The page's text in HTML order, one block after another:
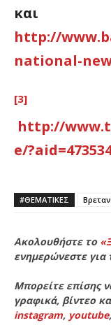
και
http://
national-
[3]
http://
e/
#ΘΕΜΑΤΙΚΈΣ
Ακολουθήστε το
ενημερώνεστε για
Μπορείτε επίσης
γραφικά, βίντεο
instagram, youtube,